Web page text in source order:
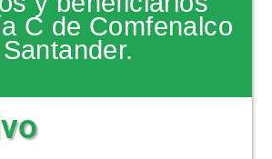
C de Comfenalco
Santander.